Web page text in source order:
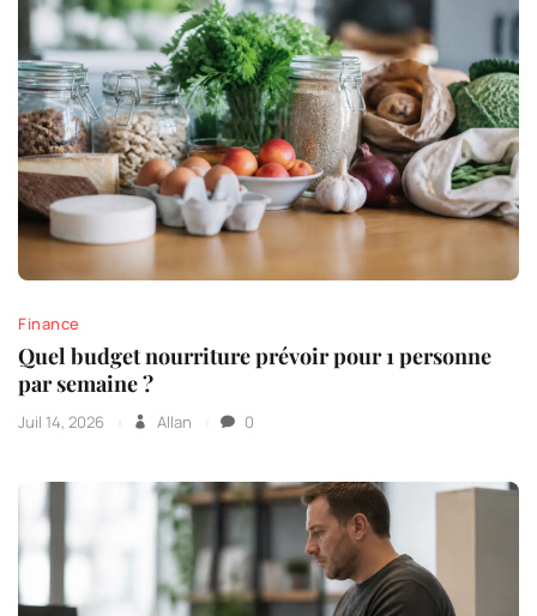
Finance
Quel budget nourriture prévoir pour 1 personne
par semaine ?
Juil 14, 2026 Allan 0